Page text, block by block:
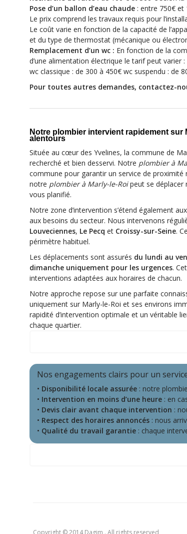
Pose d’un ballon d’eau chaude : entre 750€ et
Le prix comprend les travaux requis pour
Le coût varie en fonction de la capacité de
et du type de thermostat (mécanique ou
Remplacement d’un wc : En fonction de la
d’une alimentation électrique le tarif peut varier :
wc classique : de 300 à 450€ wc suspendu : de
Pour toutes autres demandes, contactez-
Notre plombier intervient rapidement
alentours
Située au cœur des Yvelines, la commune de
recherché et bien desservi. Notre plombier à
commune pour garantir un service de
notre plombier à Marly-le-Roipeut se déplacer
vous planifié.
Notre zone d’intervention s’étend également
aux besoins du secteur. Nous intervenons
Louveciennes, Le Pecq et Croissy-sur-Seine.
périmètre habituel.
Les déplacements sont assurés du lundi au
dimanche uniquement pour les urgences.
interventions adaptées aux horaires de chacun.
Notre approche repose sur une parfaite
uniquement sur Marly-le-Roi et ses environs
rapidité d’intervention optimale et un véritable
chaque quartier.
Nos engagements clairs pour un
• Disponibilité locale assurée : notre
• Intervention en moins d’une heure : en
• Devis clair avant chaque intervention :
• Respect des horaires annoncés : nous
• Qualité du travail garantie : chaque